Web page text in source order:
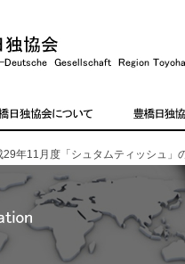
29年11月度「シュタムティッシュ」